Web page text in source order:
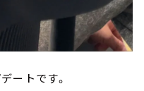
ートです。